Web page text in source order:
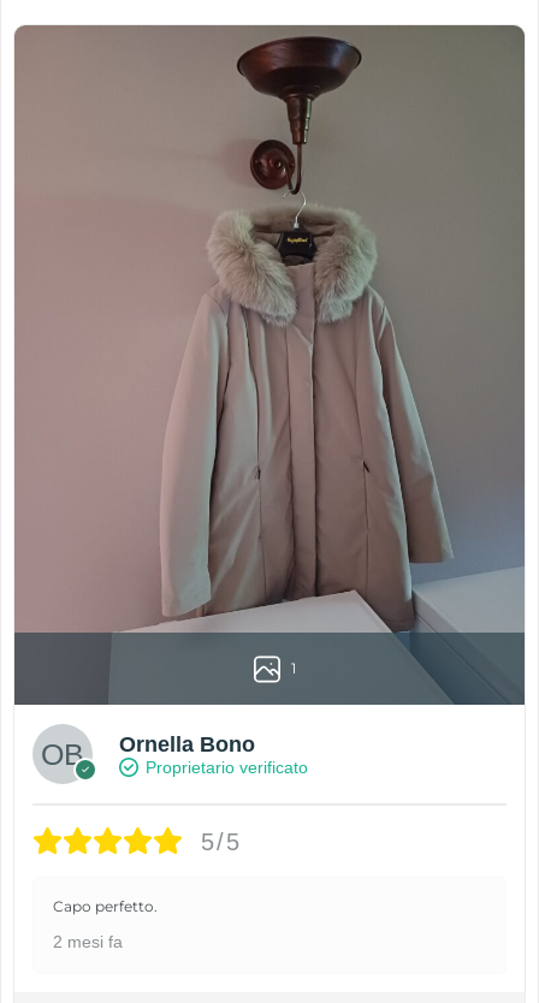
1
Ornella Bono
Proprietario verificato
5/5
Capo perfetto.
2 mesi fa